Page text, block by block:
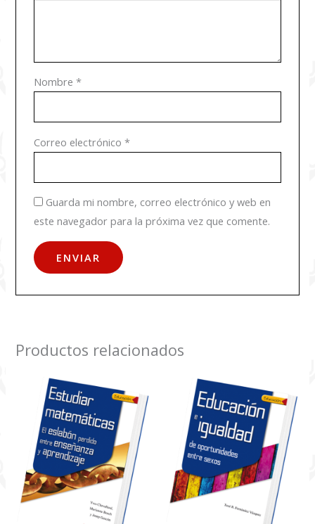
Nombre *
Correo electrónico *
Guarda mi nombre, correo electrónico y web en
este navegador para la próxima vez que comente.
Productos relacionados